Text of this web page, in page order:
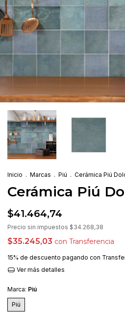
Inicio . Marcas . Piú . Cerámica Piú
Cerámica Piú
$41.464,74
Precio sin impuestos $34.268,38
$35.245,03 con Transferencia
15% de descuento pagando con
Ver más detalles
Marca: Piú
Piú